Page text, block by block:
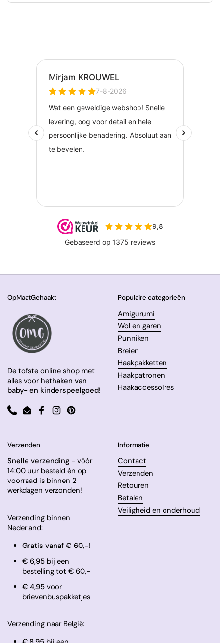
OpMaatGehaakt
De tofste online shop met
alles voor hethaken van
baby- en kinderspeelgoed!
PhoneEmailFacebook
InstagramPinterest
Populaire categorieën
Amigurumi
Wol en garen
Punniken
Breien
Haakpakketten
Haakpatronen
Haakaccessoires
Verzenden
Snelle verzending - vóór
14:00 uur besteld én op
voorraad is binnen 2
werkdagen verzonden!
Verzending binnen
Nederland:
Gratis vanaf € 60,-!
€ 6,95 bij een
bestelling tot € 60,-
​€ 4,95 voor
brievenbuspakketjes
Verzending naar België:
Informatie
Contact
Verzenden
Retouren
Betalen
Veiligheid en onderhoud